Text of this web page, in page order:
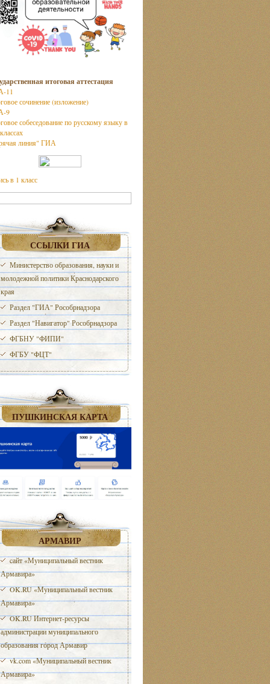
итоговая аттестация
11
сочинение (изложение)
9
собеседование по русскому языку в
линия" ГИА
в 1 класс
ССЫЛКИ ГИА
Министерство образования, науки и
молодежной политики Краснодарского
края
Раздел "ГИА" Рособрнадзора
Раздел "Навигатор" Рособрнадзора
ФГБНУ "ФИПИ"
ФГБУ "ФЦТ"
ПУШКИНСКАЯ КАРТА
АРМАВИР
cайт «Муниципальный вестник
Армавира»
OK.RU «Муниципальный вестник
Армавира»
OK.RU Интернет-ресурсы
администрации муниципального
образования город Армавир
vk.com «Муниципальный вестник
Армавира»